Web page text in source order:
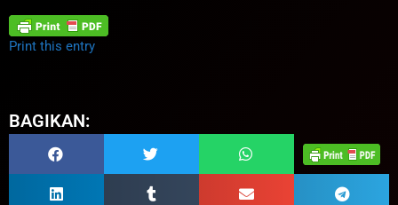
Print this entry
BAGIKAN: